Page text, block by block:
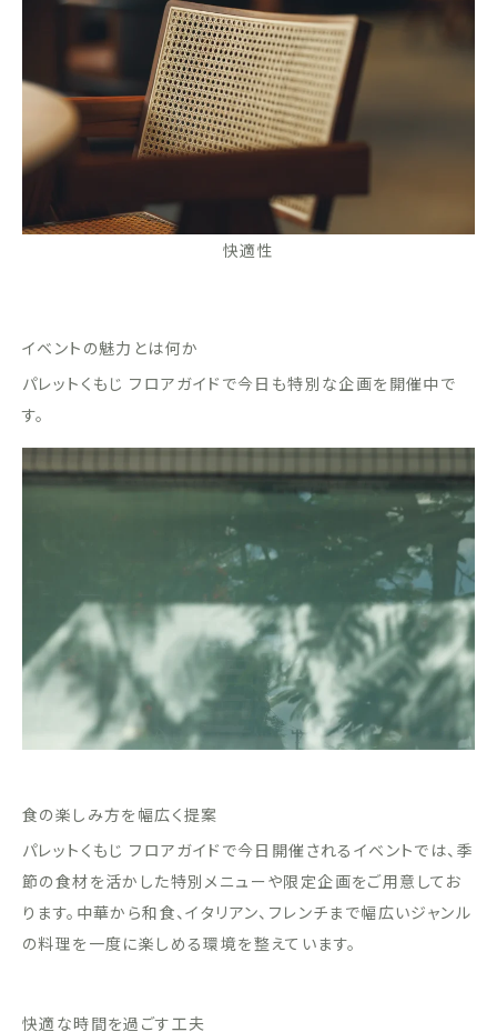
快適性
イベントの魅力とは何か
パレットくもじ フロアガイドで今日も特別な企画を開催中で
す。
食の楽しみ方を幅広く提案
パレットくもじ フロアガイドで今日開催されるイベントでは、季
節の食材を活かした特別メニューや限定企画をご用意してお
ります。中華から和食、イタリアン、フレンチまで幅広いジャンル
の料理を一度に楽しめる環境を整えています。
快適な時間を過ごす工夫